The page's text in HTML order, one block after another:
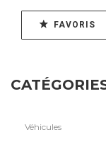
FAVORIS
Véhicules